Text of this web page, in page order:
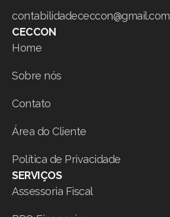
contabilidadececcon@gmail.com
CECCON
Home
Sobre nós
Contato
Área do Cliente
Política de Privacidade
SERVIÇOS
Assessoria Fiscal